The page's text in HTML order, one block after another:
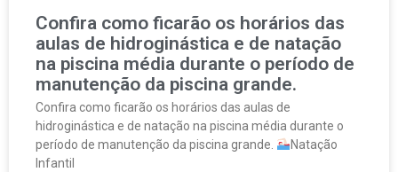
Confira como ficarão os horários das
aulas de hidroginástica e de natação
na piscina média durante o período de
manutenção da piscina grande.
Confira como ficarão os horários das aulas de
hidroginástica e de natação na piscina média durante o
período de manutenção da piscina grande.
Natação
Infantil